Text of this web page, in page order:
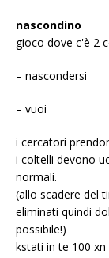
nascondino
gioco dove c'è 2
– nascondersi
– vuoi
i cercatori
i coltelli devono
normali.
(allo scadere del
eliminati quindi
possibile!)
kstati in te 100